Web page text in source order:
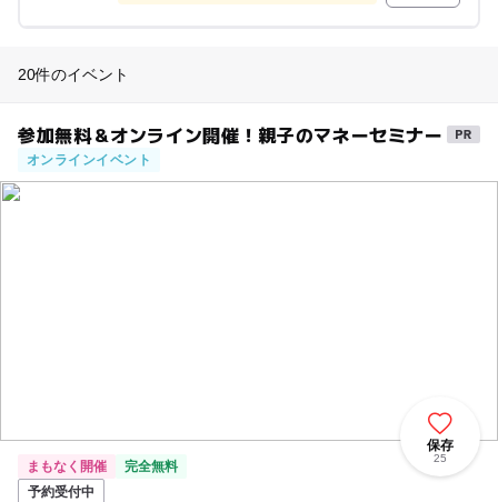
20件のイベント
参加無料＆オンライン開催！親子のマネーセミナー
オンラインイベント
保存
25
まもなく開催
完全無料
予約受付中